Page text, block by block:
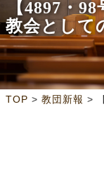
【4897・
教会として
TOP > 教団新報 >